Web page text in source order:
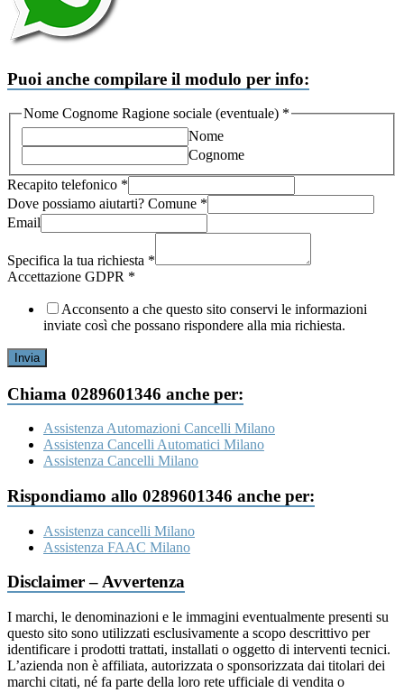
Puoi anche compilare il modulo per info:
Nome Cognome Ragione sociale (eventuale) *
Nome
Cognome
Specifica
GDPR
Email
Recapito telefonico *
Dove possiamo aiutarti? Comune *
Email
Specifica la tua richiesta *
Accettazione GDPR *
Acconsento a che questo sito conservi le informazioni
inviate così che possano rispondere alla mia richiesta.
Invia
Chiama 0289601346 anche per:
Assistenza Automazioni Cancelli Milano
Assistenza Cancelli Automatici Milano
Assistenza Cancelli Milano
Rispondiamo allo 0289601346 anche per:
Assistenza cancelli Milano
Assistenza FAAC Milano
Disclaimer – Avvertenza
I marchi, le denominazioni e le immagini eventualmente presenti su
questo sito sono utilizzati esclusivamente a scopo descrittivo per
identificare i prodotti trattati, installati o oggetto di interventi tecnici.
L’azienda non è affiliata, autorizzata o sponsorizzata dai titolari dei
marchi citati, né fa parte della loro rete ufficiale di vendita o